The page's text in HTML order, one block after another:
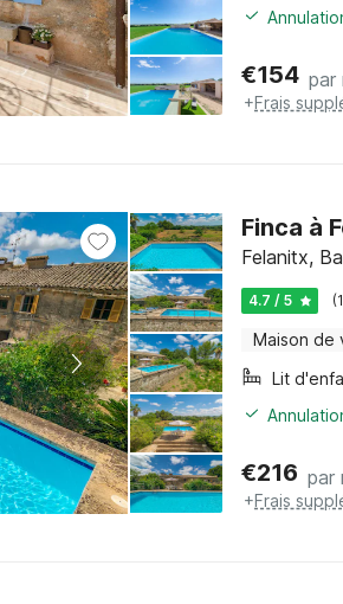
€154 par
+Frais
Finca à
Felanitx,
4.7 / 5
Maison de
Lit
€216 par
+Frais